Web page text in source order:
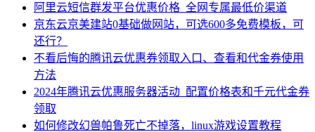
阿里云短信群发平台优惠价格_全网专属最低价渠道
京东云京美建站0基础做网站，可选600多免费模板，可
还行？
不看后悔的腾讯云优惠券领取入口、查看和代金券使用
方法
2024年腾讯云优惠服务器活动_配置价格表和千元代金券
领取
如何修改幻兽帕鲁死亡不掉落，linux游戏设置教程